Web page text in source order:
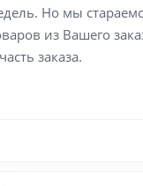
Но мы
из Вашего
заказа.